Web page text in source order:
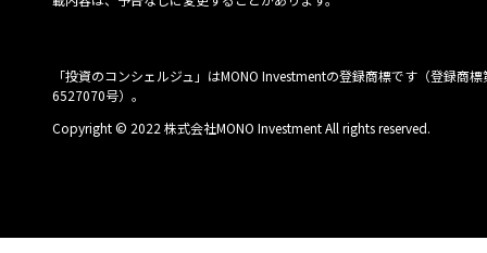
「投資のコンシェルジュ」はMONO Investmentの登録商標です（登録商標
6527070号）。
Copyright © 2022 株式会社MONO Investment All rights reserved.